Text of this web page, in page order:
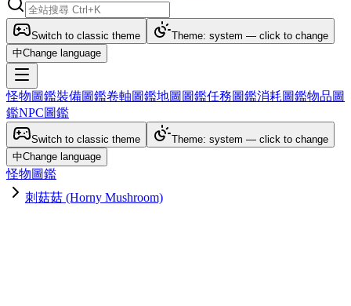
Switch to classic theme
Theme: system — click to change
中Change language
怪物圖鑑裝備圖鑑卷軸圖鑑地圖圖鑑任務圖鑑消耗圖鑑物品圖
鑑NPC圖鑑
Switch to classic theme
Theme: system — click to change
中Change language
怪物圖鑑
刺菇菇 (Horny Mushroom)